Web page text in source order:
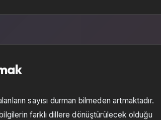
sayısı durman bilmeden artmaktadır.
farklı dillere dönüştürülecek olduğu